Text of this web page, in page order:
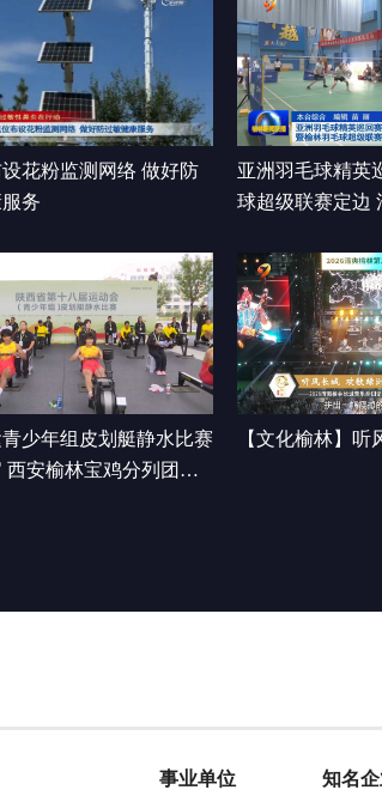
花粉监测网络 做好防
务
亚洲羽毛球精英
球超级联赛定边
少年组皮划艇静水比赛
西安榆林宝鸡分列团体
【文化榆林】听
事业单位 知名